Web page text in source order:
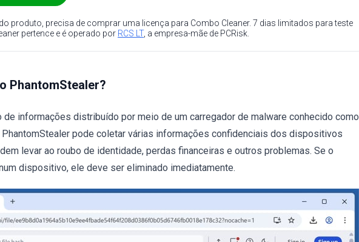
produto, precisa de comprar uma licença para Combo Cleaner. 7 dias limitados para teste
pertence e é operado por RCS LT, a empresa-mãe de PCRisk.
PhantomStealer?
de informações distribuído por meio de um carregador de malware conhecido como
PhantomStealer pode coletar várias informações confidenciais dos dispositivos
levar ao roubo de identidade, perdas financeiras e outros problemas. Se o
dispositivo, ele deve ser eliminado imediatamente.